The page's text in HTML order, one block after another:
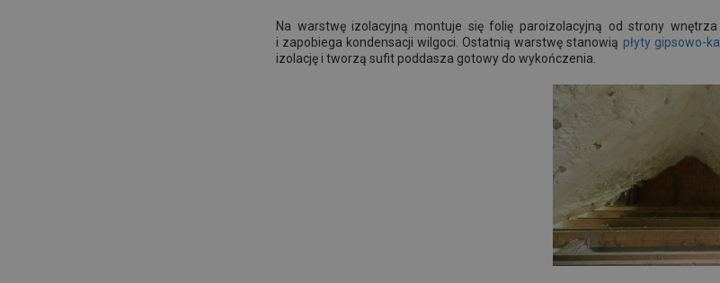
Na warstwę izolacyjną montuje się folię paroizolacyjną od strony
i zapobiega kondensacji wilgoci. Ostatnią warstwę stanowią płyty gipsowo-
izolację i tworzą sufit poddasza gotowy do wykończenia.